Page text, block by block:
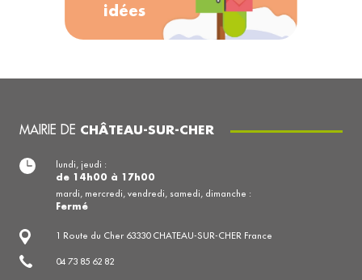
idées
MAIRIE DE CHÂTEAU-SUR-CHER
1 Route du Cher 63330 CHATEAU-SUR-CHER France
04 73 85 62 82
lundi, jeudi :
de 14h00 à 17h00
mardi, mercredi, vendredi, samedi, dimanche :
Fermé